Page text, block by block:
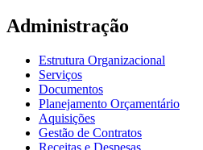
Administração
Estrutura Organizacional
Serviços
Documentos
Planejamento Orçamentário
Aquisições
Gestão de Contratos